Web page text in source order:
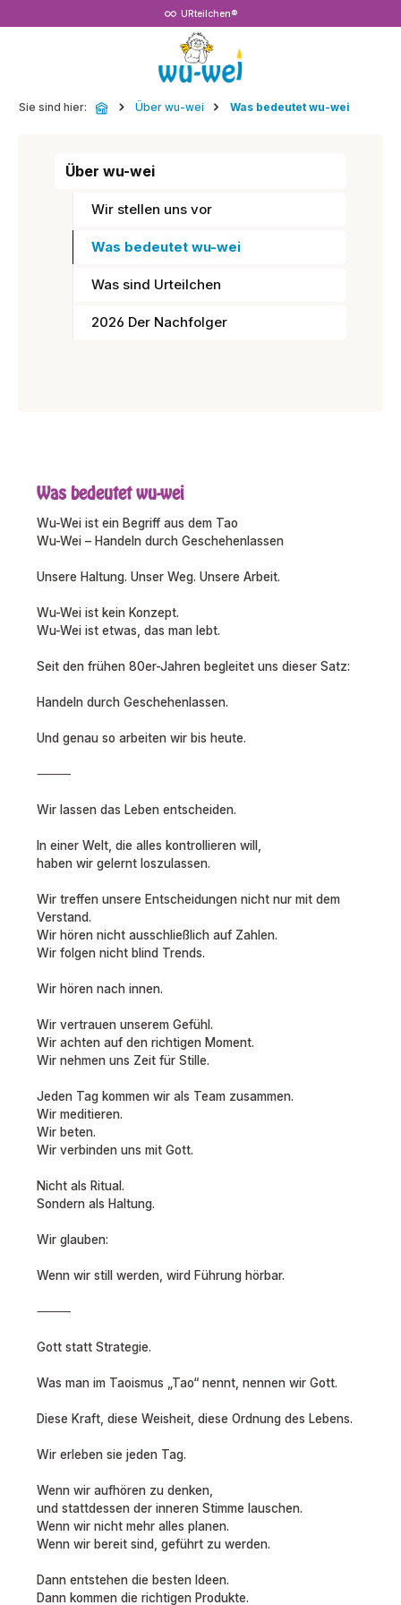
URteilchen®
Sie sind hier: Über wu-wei Was bedeutet wu-wei
Über wu-wei
Wir stellen uns vor
Was bedeutet wu-wei
Was sind Urteilchen
2026 Der Nachfolger
Was bedeutet wu-wei
Wu-Wei ist ein Begriff aus dem Tao
Wu-Wei – Handeln durch Geschehenlassen
Unsere Haltung. Unser Weg. Unsere Arbeit.
Wu-Wei ist kein Konzept.
Wu-Wei ist etwas, das man lebt.
Seit den frühen 80er-Jahren begleitet uns dieser Satz:
Handeln durch Geschehenlassen.
Und genau so arbeiten wir bis heute.
⸻
Wir lassen das Leben entscheiden.
In einer Welt, die alles kontrollieren will,
haben wir gelernt loszulassen.
Wir treffen unsere Entscheidungen nicht nur mit dem
Verstand.
Wir hören nicht ausschließlich auf Zahlen.
Wir folgen nicht blind Trends.
Wir hören nach innen.
Wir vertrauen unserem Gefühl.
Wir achten auf den richtigen Moment.
Wir nehmen uns Zeit für Stille.
Jeden Tag kommen wir als Team zusammen.
Wir meditieren.
Wir beten.
Wir verbinden uns mit Gott.
Nicht als Ritual.
Sondern als Haltung.
Wir glauben:
Wenn wir still werden, wird Führung hörbar.
⸻
Gott statt Strategie.
Was man im Taoismus „Tao“ nennt, nennen wir Gott.
Diese Kraft, diese Weisheit, diese Ordnung des Lebens.
Wir erleben sie jeden Tag.
Wenn wir aufhören zu denken,
und stattdessen der inneren Stimme lauschen.
Wenn wir nicht mehr alles planen.
Wenn wir bereit sind, geführt zu werden.
Dann entstehen die besten Ideen.
Dann kommen die richtigen Produkte.